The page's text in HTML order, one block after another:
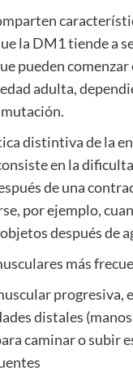
la DM1 tiende a
pueden comenzar
adulta,
distintiva de la
en la
de una
por ejemplo,
después de
más
progresiva,
distales
caminar o subir